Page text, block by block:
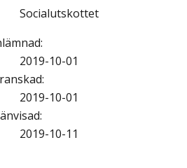
Socialutskottet
:
2019-10-01
:
2019-10-01
:
2019-10-11